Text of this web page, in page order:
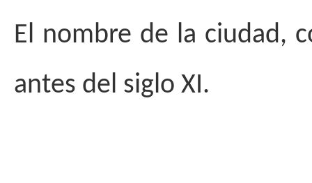
El nombre de la ciudad,
antes del siglo XI.